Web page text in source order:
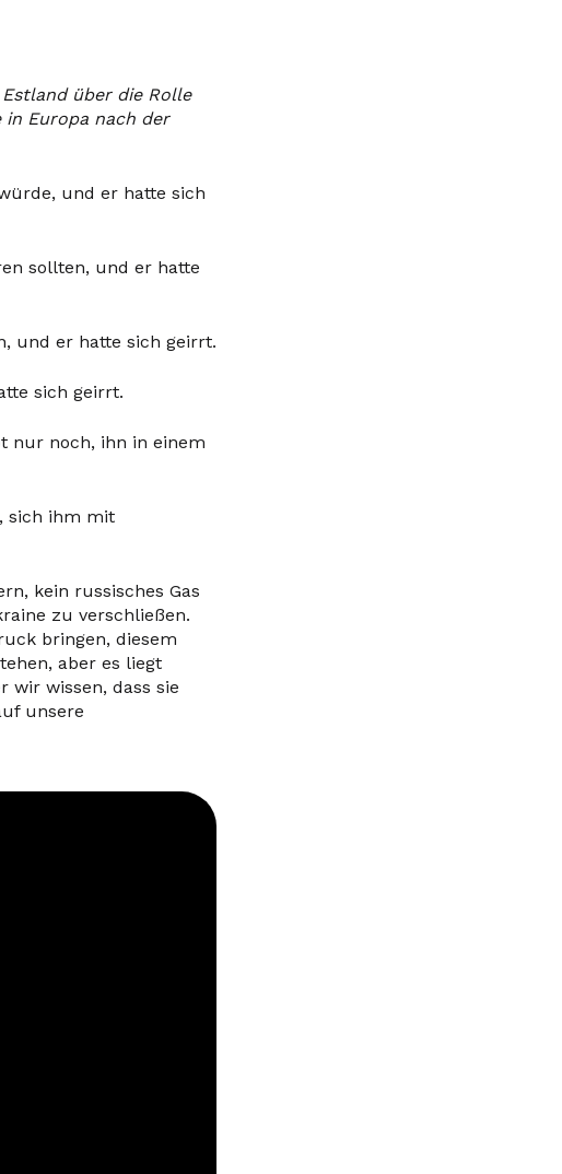
über die Rolle
in Europa nach der
und er hatte sich
sollten, und er hatte
und er hatte sich geirrt.
sich geirrt.
nur noch, ihn in einem
sich ihm mit
kein russisches Gas
zu verschließen.
bringen, diesem
aber es liegt
wir wissen, dass sie
unsere